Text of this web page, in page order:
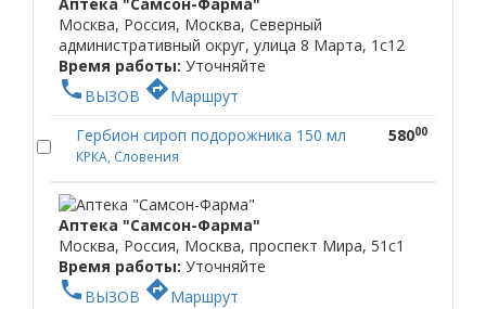
Москва, Россия, Москва, Северный
административный округ, улица 8 Марта, 1с12
Время работы: Уточняйте
phone ВЫЗОВ directionsМаршрут
Гербион сироп подорожника 150 мл
КРКА, Словения
58000
Аптека "Самсон-Фарма"
Москва, Россия, Москва, проспект Мира, 51с1
Время работы: Уточняйте
phone ВЫЗОВ directionsМаршрут